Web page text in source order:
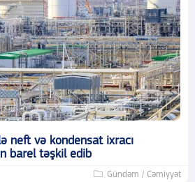
neft və kondensat ixracı
barel təşkil edib
Gündəm / Cəmiyyət